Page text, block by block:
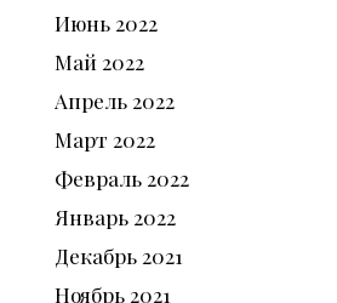
Июнь 2022
Май 2022
Апрель 2022
Март 2022
Февраль 2022
Январь 2022
Декабрь 2021
Ноябрь 2021